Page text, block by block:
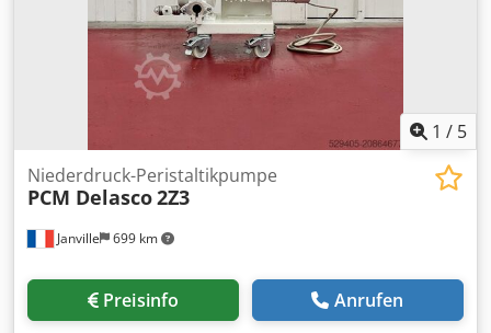
1 / 5
Janville 699 km
Niederdruck-Peristaltikpumpe
PCM Delasco2Z3
Preisinfo Anrufen